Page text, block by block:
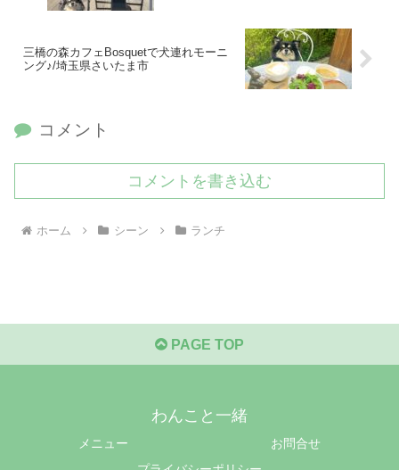
三橋の森カフェBosquetで犬連れモーニ
ング♪/埼玉県さいたま市
コメント
コメントを書き込む
ホーム シーン ランチ
PAGE TOP
わんこと一緒
メニュー
お問合せ